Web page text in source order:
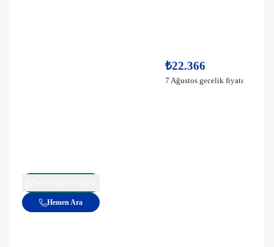
₺22.366
7 Ağustos gecelik fiyatı
Hemen Ara